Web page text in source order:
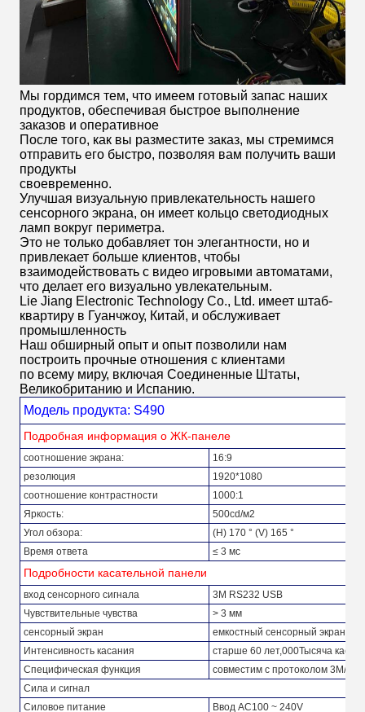
Мы гордимся тем, что имеем готовый запас наших
продуктов, обеспечивая быстрое выполнение
заказов и оперативное
После того, как вы разместите заказ, мы стремимся
отправить его быстро, позволяя вам получить ваши
продукты
своевременно.
Улучшая визуальную привлекательность нашего
сенсорного экрана, он имеет кольцо светодиодных
ламп вокруг периметра.
Это не только добавляет тон элегантности, но и
привлекает больше клиентов, чтобы
взаимодействовать с видео игровыми автоматами,
что делает его визуально увлекательным.
Lie Jiang Electronic Technology Co., Ltd. имеет штаб-
квартиру в Гуанчжоу, Китай, и обслуживает
промышленность
Наш обширный опыт и опыт позволили нам
построить прочные отношения с клиентами
по всему миру, включая Соединенные Штаты,
Великобританию и Испанию.
Модель продукта: S490
Подробная информация о ЖК-панеле
соотношение экрана:
16:9
резолюция
1920*1080
соотношение контрастности
1000:1
Яркость:
500cd/м2
Угол обзора:
(H) 170 ° (V) 165 °
Время ответа
≤ 3 мс
Подробности касательной панели
вход сенсорного сигнала
3M RS232 USB
Чувствительные чувства
> 3 мм
сенсорный экран
емкостный сенсорный экран
Интенсивность касания
старше 60 лет,000Тысяча
Специфическая функция
совместим с протоколом 3M/ELO
Сила и сигнал
Силовое питание
Ввод AC100 ~ 240V